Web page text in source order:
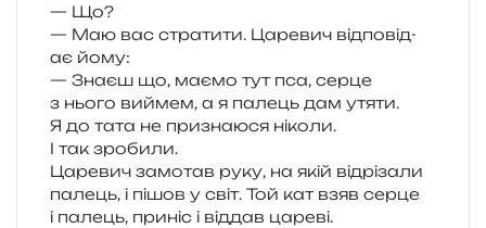
— Що?
— Маю вас стра­ти­ти. Царевич від­по­від­
ає йому:
— Знаєш що, маємо тут пса, серце
з нього виймем, а я палець дам утяти.
Я до тата не при­зна­ю­ся ніколи.
І так зробили.
Царевич замо­тав руку, на якій від­рі­за­ли
палець, і пішов у світ. Той кат взяв серце
і палець, при­ніс і від­дав цареві.